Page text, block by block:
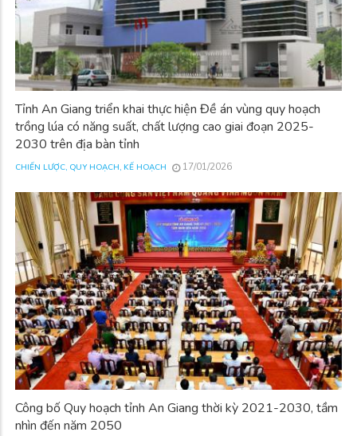
Tỉnh An Giang triển khai thực hiện Đề án vùng quy hoạch
trồng lúa có năng suất, chất lượng cao giai đoạn 2025-
2030 trên địa bàn tỉnh
CHIẾN LƯỢC, QUY HOẠCH, KẾ HOẠCH 17/01/2026
Công bố Quy hoạch tỉnh An Giang thời kỳ 2021-2030, tầm
nhìn đến năm 2050